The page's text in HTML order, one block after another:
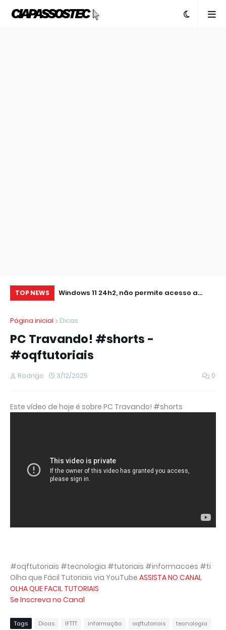
TOP NEWS
IMPRESSORA
Windows 11 24h2, não permite acesso a
outros
Página inicial Dicas
PC Travando! #shorts -
#oqftutoriais
Rodrigo 3/12/2025 0
Este vídeo de hoje é sobre PC Travando! #shorts
#oqftutoriais #tecnologia #tutoriais #informacoes #ti
Olha que Fácil Tutoriais via YouTube ASSISTA NO CANAL
OLHA QUE FACIL TUTORIAIS
Se Inscreva no Canal
Tags Dicas IFTTT informação oqftutoriais
tecnologia